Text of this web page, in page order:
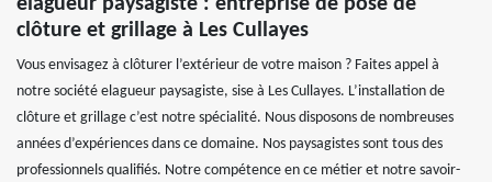
clôture et grillage à Les Cullayes
Vous envisagez à clôturer l’extérieur de votre maison ? Faites appel à
notre société elagueur paysagiste, sise à Les Cullayes. L’installation de
clôture et grillage c’est notre spécialité. Nous disposons de nombreuses
années d’expériences dans ce domaine. Nos paysagistes sont tous des
professionnels qualifiés. Notre compétence en ce métier et notre savoir-